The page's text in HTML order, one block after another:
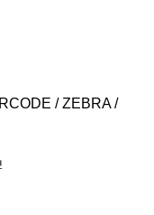
/ ZEBRA /